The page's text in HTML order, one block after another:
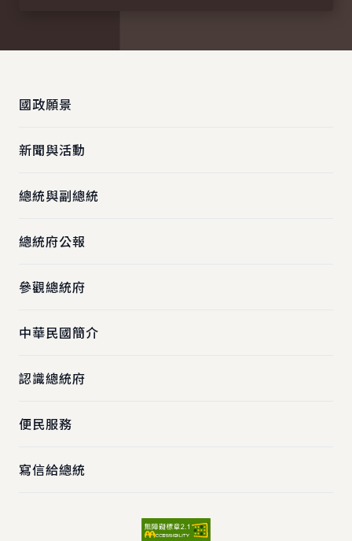
國政願景
新聞與活動
總統與副總統
總統府公報
參觀總統府
中華民國簡介
認識總統府
便民服務
寫信給總統